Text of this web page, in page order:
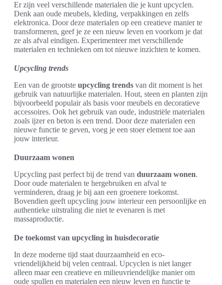
Er zijn veel verschillende materialen die je kunt upcyclen.
Denk aan oude meubels, kleding, verpakkingen en zelfs
elektronica. Door deze materialen op een creatieve manier te
transformeren, geef je ze een nieuw leven en voorkom je dat
ze als afval eindigen. Experimenteer met verschillende
materialen en technieken om tot nieuwe inzichten te komen.
Upcycling trends
Een van de grootste upcycling trends van dit moment is het
gebruik van natuurlijke materialen. Hout, steen en planten zijn
bijvoorbeeld populair als basis voor meubels en decoratieve
accessoires. Ook het gebruik van oude, industriële materialen
zoals ijzer en beton is een trend. Door deze materialen een
nieuwe functie te geven, voeg je een stoer element toe aan
jouw interieur.
Duurzaam wonen
Upcycling past perfect bij de trend van duurzaam wonen.
Door oude materialen te hergebruiken en afval te
verminderen, draag je bij aan een groenere toekomst.
Bovendien geeft upcycling jouw interieur een persoonlijke en
authentieke uitstraling die niet te evenaren is met
massaproductie.
De toekomst van upcycling in huisdecoratie
In deze moderne tijd staat duurzaamheid en eco-
vriendelijkheid bij velen centraal. Upcyclen is niet langer
alleen maar een creatieve en milieuvriendelijke manier om
oude spullen en materialen een nieuw leven en functie te